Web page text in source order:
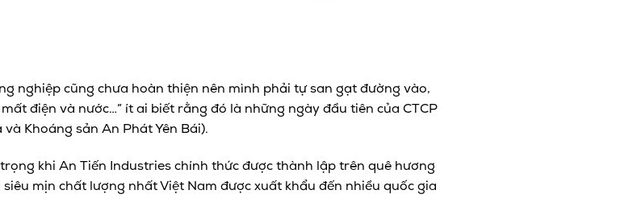
nghiệp cũng chưa hoàn thiện nên mình phải tự san gạt đường vào,
điện và nước…” ít ai biết rằng đó là những ngày đầu tiên của CTCP
Khoáng sản An Phát Yên Bái).
khi An Tiến Industries chính thức được thành lập trên quê hương
mịn chất lượng nhất Việt Nam được xuất khẩu đến nhiều quốc gia